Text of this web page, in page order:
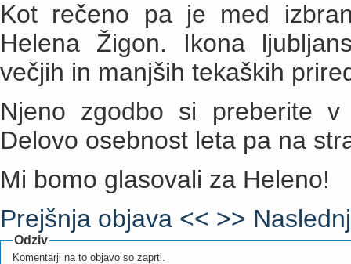
Kot rečeno pa je med
Helena Žigon. Ikona
večjih in manjših tekaških
Njeno zgodbo si preberite
Delovo osebnost leta pa na
Mi bomo glasovali za Heleno!
Prejšnja objava << >>
Odziv
Komentarji na to objavo so zaprti.